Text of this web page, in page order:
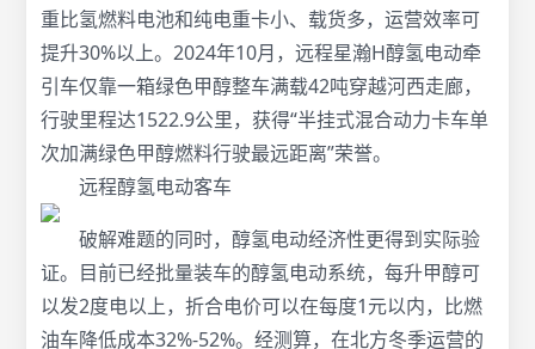
重比氢燃料电池和纯电重卡小、载货多，运营效率可
提升30%以上。2024年10月，远程星瀚H醇氢电动牵
引车仅靠一箱绿色甲醇整车满载42吨穿越河西走廊，
行驶里程达1522.9公里，获得“半挂式混合动力卡车单
次加满绿色甲醇燃料行驶最远距离”荣誉。
远程醇氢电动客车
破解难题的同时，醇氢电动经济性更得到实际验
证。目前已经批量装车的醇氢电动系统，每升甲醇可
以发2度电以上，折合电价可以在每度1元以内，比燃
油车降低成本32%-52%。经测算，在北方冬季运营的